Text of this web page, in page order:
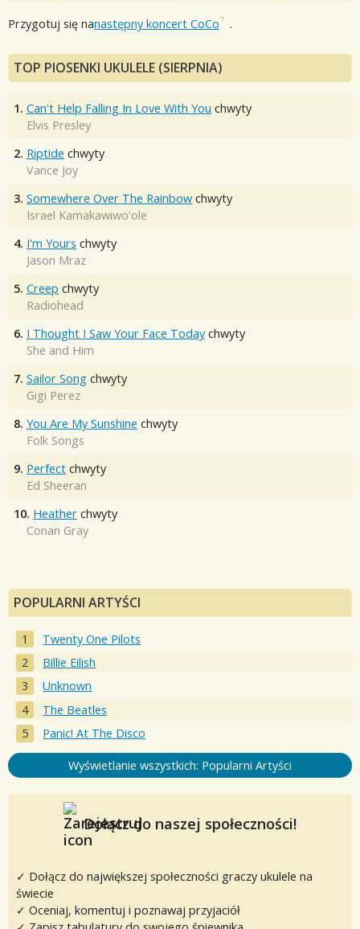
Przygotuj się nanastępny koncert CoCo .
TOP PIOSENKI UKULELE (SIERPNIA)
1. Can't Help Falling In Love With You chwyty
Elvis Presley
2. Riptide chwyty
Vance Joy
3. Somewhere Over The Rainbow chwyty
Israel Kamakawiwo'ole
4. I'm Yours chwyty
Jason Mraz
5. Creep chwyty
Radiohead
6. I Thought I Saw Your Face Today chwyty
She and Him
7. Sailor Song chwyty
Gigi Perez
8. You Are My Sunshine chwyty
Folk Songs
9. Perfect chwyty
Ed Sheeran
10. Heather chwyty
Conan Gray
POPULARNI ARTYŚCI
Twenty One Pilots
Billie Eilish
Unknown
The Beatles
Panic! At The Disco
Wyświetlanie wszystkich: Popularni Artyści
Dołącz do naszej społeczności!
✓ Dołącz do największej społeczności graczy ukulele na
świecie
✓ Oceniaj, komentuj i poznawaj przyjaciół